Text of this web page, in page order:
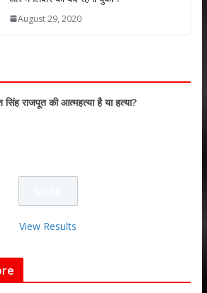
August 29, 2020
राजपूत की आत्महत्या है या हत्या?
View Results